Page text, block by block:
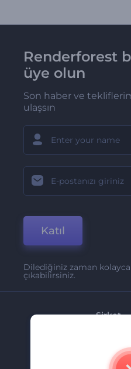
Renderforest
üye olun
Son haber ve
ulaşsın
Katıl
Dilediğiniz zaman
çıkabilirsiniz.
Şirket
İletişim